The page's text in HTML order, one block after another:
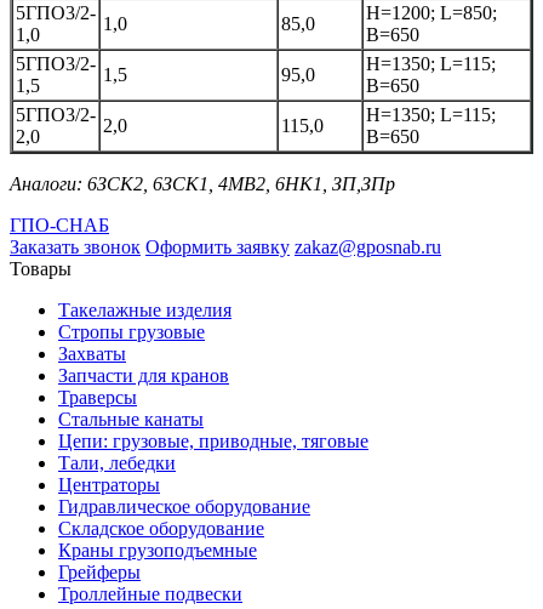
5ГПО3/2-
1,0
1,0 85,0
Н=1200; L=850;
В=650
5ГПО3/2-
1,5
1,5 95,0
Н=1350; L=115;
В=650
5ГПО3/2-
2,0
2,0 115,0
Н=1350; L=115;
В=650
Аналоги: 6ЗСК2, 6ЗСК1, 4МВ2, 6НК1, ЗП,ЗПр
ГПО-СНАБ
Заказать звонок Оформить заявку zakaz@gposnab.ru
Товары
Такелажные изделия
Стропы грузовые
Захваты
Запчасти для кранов
Траверсы
Стальные канаты
Цепи: грузовые, приводные, тяговые
Тали, лебедки
Центраторы
Гидравлическое оборудование
Складское оборудование
Краны грузоподъемные
Грейферы
Троллейные подвески